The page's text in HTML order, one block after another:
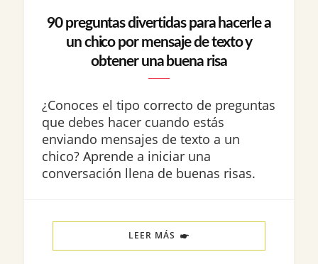
90 preguntas divertidas para hacerle a
un chico por mensaje de texto y
obtener una buena risa
¿Conoces el tipo correcto de preguntas
que debes hacer cuando estás
enviando mensajes de texto a un
chico? Aprende a iniciar una
conversación llena de buenas risas.
LEER MÁS